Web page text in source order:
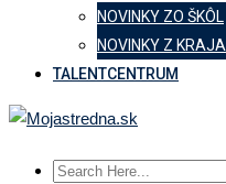
NOVINKY ZO ŠKÔL
NOVINKY Z KRAJA
TALENTCENTRUM